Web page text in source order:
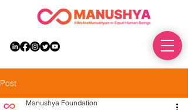
Post
Manushya Foundation